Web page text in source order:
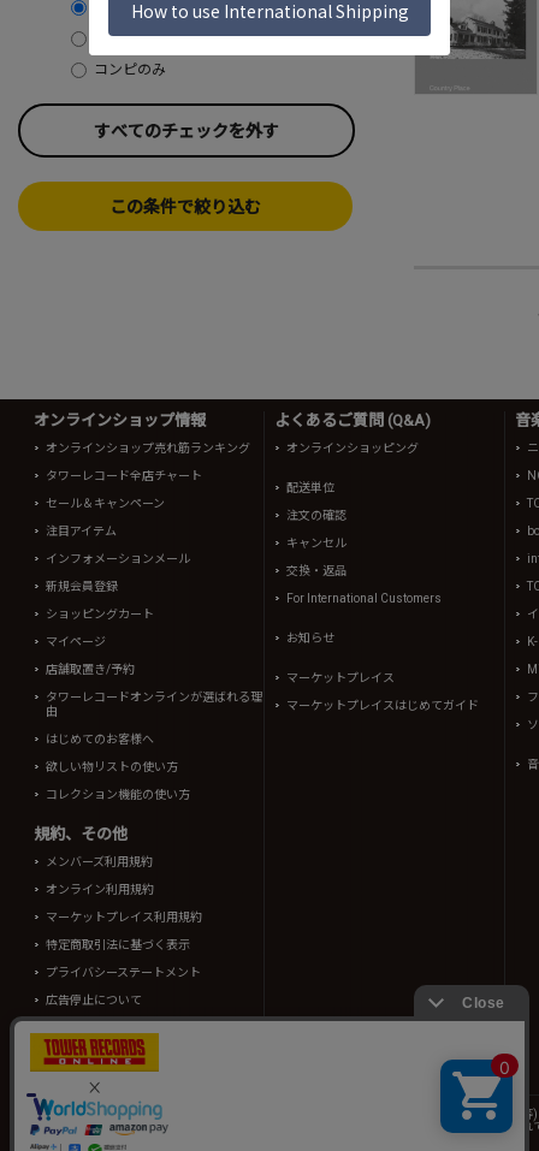
コンピ含む
コンピ除く
コンピのみ
すべてのチェックを外す
この条件で絞り込む
オンラインショップ情報
オンラインショップ売れ筋ランキング
タワーレコード全店チャート
セール＆キャンペーン
注目アイテム
インフォメーションメール
新規会員登録
ショッピングカート
マイページ
店舗取置き/予約
タワーレコードオンラインが選ばれる理
由
はじめてのお客様へ
欲しい物リストの使い方
コレクション機能の使い方
規約、その他
メンバーズ利用規約
オンライン利用規約
マーケットプレイス利用規約
特定商取引法に基づく表示
プライバシーステートメント
広告停止について
よくあるご質問 (Q&A)
オンラインショッピング
配送単位
注文の確認
キャンセル
交換・返品
For International Customers
お知らせ
マーケットプレイス
マーケットプレイスはじめてガイド
音
TOWER RECORDS ONLINEに掲載されているすべてのコンテンツ(記事、画像、音声データ
情報の一部はRovi Corporation.、japan music data、(株)シーディージャーナルより提供され
タワーレコード株式会社 東京都公安委員会 古物商許可 第302191605310号